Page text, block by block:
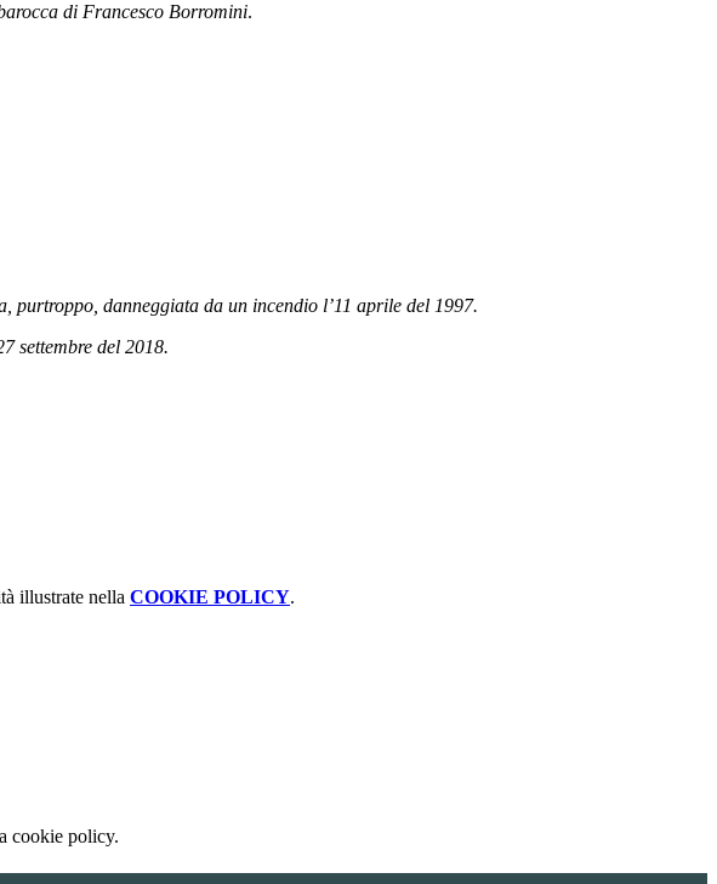
di Francesco Borromini.
purtroppo, danneggiata da un incendio l’11 aprile del 1997.
settembre del 2018.
illustrate nella COOKIE POLICY.
cookie policy.